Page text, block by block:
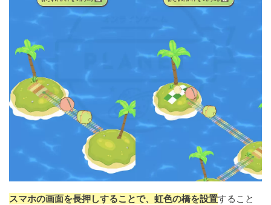
スマホの画面を長押しすることで、虹色の橋を設置すること